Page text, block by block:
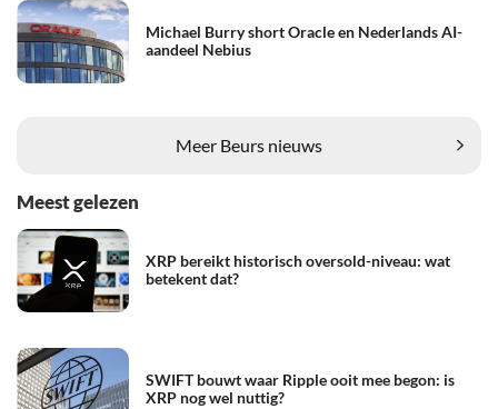
Michael Burry short Oracle en Nederlands AI-
aandeel Nebius
Meer Beurs nieuws
Meest gelezen
XRP bereikt historisch oversold-niveau: wat
betekent dat?
SWIFT bouwt waar Ripple ooit mee begon: is
XRP nog wel nuttig?